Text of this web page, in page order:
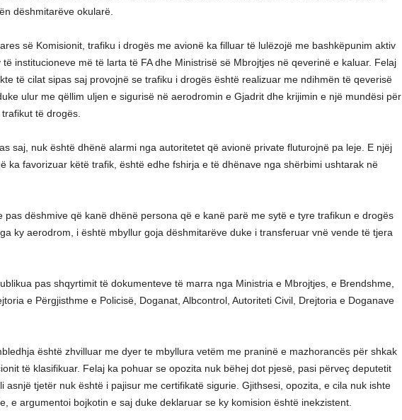
dëshmitarëve okularë.
së Komisionit, trafiku i drogës me avionë ka filluar të lulëzojë me bashkëpunim aktiv
të institucioneve më të larta të FA dhe Ministrisë së Mbrojtjes në qeverinë e kaluar. Felaj
të cilat sipas saj provojnë se trafiku i drogës është realizuar me ndihmën të qeverisë
ulur me qëllim uljen e sigurisë në aerodromin e Gjadrit dhe krijimin e një mundësi për
të drogës.
saj, nuk është dhënë alarmi nga autoritetet që avionë private fluturojnë pa leje. E njëj
ka favorizuar këtë trafik, është edhe fshirja e të dhënave nga shërbimi ushtarak në
pas dëshmive që kanë dhënë persona që e kanë parë me sytë e tyre trafikun e drogës
ky aerodrom, i është mbyllur goja dëshmitarëve duke i transferuar vnë vende të tjera
pas shqyrtimit të dokumenteve të marra nga Ministria e Mbrojtjes, e Brendshme,
e Përgjisthme e Policisë, Doganat, Albcontrol, Autoriteti Civil, Drejtoria e Doganave
është zhvilluar me dyer te mbyllura vetëm me praninë e mazhorancës për shkak
të klasifikuar. Felaj ka pohuar se opozita nuk bëhej dot pjesë, pasi përveç deputetit
asnjë tjetër nuk është i pajisur me certifikatë sigurie. Gjithsesi, opozita, e cila nuk ishte
e argumentoi bojkotin e saj duke deklaruar se ky komision është inekzistent.